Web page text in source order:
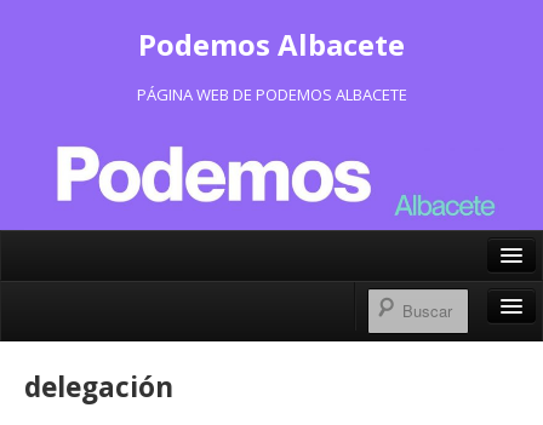
Podemos Albacete
PÁGINA WEB DE PODEMOS ALBACETE
Facebook
Instagram
Portavoz Municipal
delegación